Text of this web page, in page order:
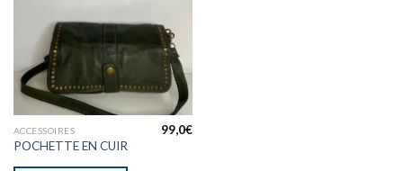
ACCESSOIRES
POCHETTE EN CUIR
99,0€